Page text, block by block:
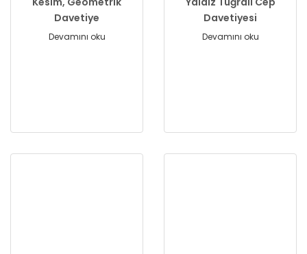
Davetiye
Devamını oku
Davetiyesi
Devamını oku